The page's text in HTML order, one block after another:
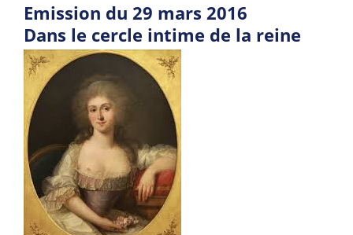
Emission du 29 mars 2016
Dans le cercle intime de la reine